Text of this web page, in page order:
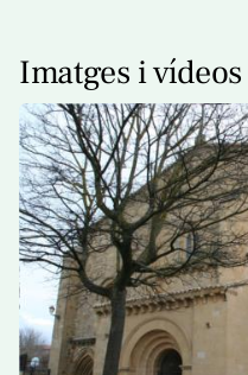
Imatges i vídeos